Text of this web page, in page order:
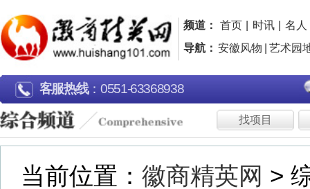
频道： 首页 时讯 名人 | 名企 名片 品牌 |
导航：安徽风物
找项目 生
当前位置：徽商精英网 > 综合频道 >
华米科技赴美上市 八成收